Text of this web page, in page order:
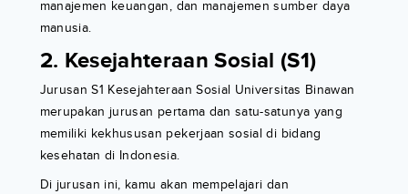
manajemen keuangan, dan manajemen sumber daya
manusia.
2. Kesejahteraan Sosial (S1)
Jurusan S1 Kesejahteraan Sosial Universitas Binawan
merupakan jurusan pertama dan satu-satunya yang
memiliki kekhususan pekerjaan sosial di bidang
kesehatan di Indonesia.
Di jurusan ini, kamu akan mempelajari dan